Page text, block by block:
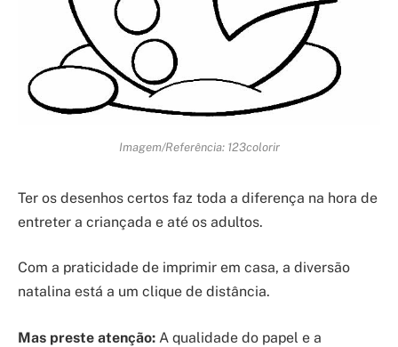
Imagem/Referência: 123colorir
Ter os desenhos certos faz toda a diferença na hora de
entreter a criançada e até os adultos.
Com a praticidade de imprimir em casa, a diversão
natalina está a um clique de distância.
Mas preste atenção: A qualidade do papel e a